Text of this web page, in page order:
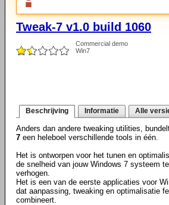
Tweak-7 v1.0 build 1060
Commercial demo
Win7
Beschrijving Informatie Alle
Anders dan andere tweaking utilities,
7 een heleboel verschillende tools in één.
Het is ontworpen voor het tunen en
de snelheid van jouw Windows 7 systeem te
verhogen.
Het is een van de eerste applicaties voor
dat aanpassing, tweaking en optimalisatie
combineert.